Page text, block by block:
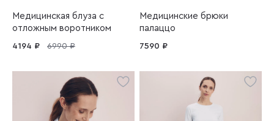
Медицинская блуза с
отложным воротником
4194 ₽ 6990 ₽
Медицинские брюки
палаццо
7590 ₽